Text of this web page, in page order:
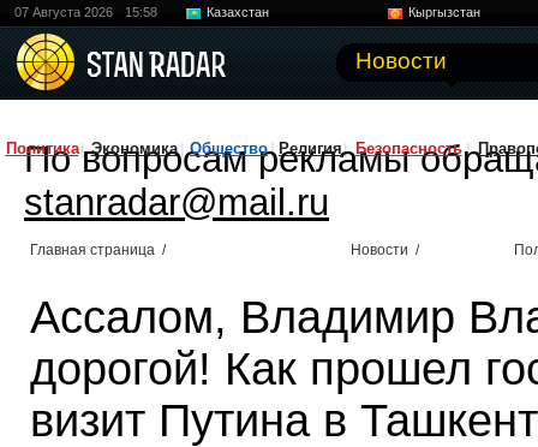
07 Августа 2026 15:58 Казахстан
Кыргызстан
Новости
Политика Экономика Общество Религия Безопасность
По вопросам рекламы
stanradar@mail.ru
Главная страница / Новости /
Ассалом, Владимир
дорогой! Как прошел
визит Путина в Ташкент